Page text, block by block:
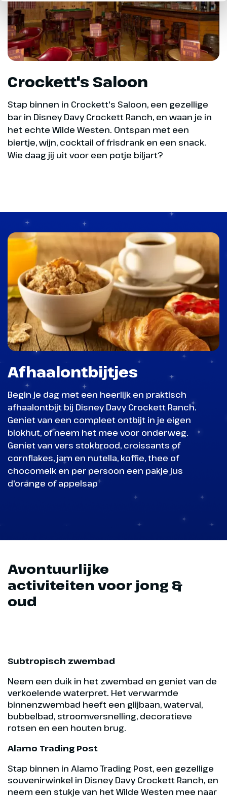
Crockett's Saloon
Stap binnen in Crockett's Saloon, een gezellige
bar in Disney Davy Crockett Ranch, en waan je in
het echte Wilde Westen. Ontspan met een
biertje, wijn, cocktail of frisdrank en een snack.
Wie daag jij uit voor een potje biljart?
Afhaalontbijtjes
Begin je dag met een heerlijk en praktisch
afhaalontbijt bij Disney Davy Crockett Ranch.
Geniet van een compleet ontbijt in je eigen
blokhut, of neem het mee voor onderweg.
Geniet van vers stokbrood, croissants of
cornflakes, jam en nutella, koffie, thee of
chocomelk en per persoon een pakje jus
d'orange of appelsap
Avontuurlijke
activiteiten voor jong &
oud
Subtropisch zwembad
Neem een duik in het zwembad en geniet van de
verkoelende waterpret. Het verwarmde
binnenzwembad heeft een glijbaan, waterval,
bubbelbad, stroomversnelling, decoratieve
rotsen en een houten brug.
Alamo Trading Post
Stap binnen in Alamo Trading Post, een gezellige
souvenirwinkel in Disney Davy Crockett Ranch, en
neem een stukje van het Wilde Westen mee naar